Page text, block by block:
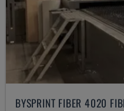
BYSPRINT FIBER 4020